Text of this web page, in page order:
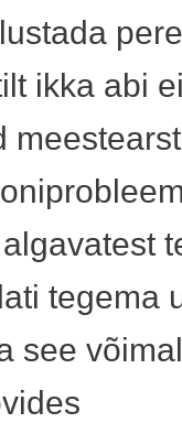
ikka abi
tegema
see